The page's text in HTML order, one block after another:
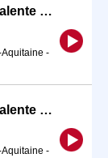
Equipier polyvalent / Equipière polyvalente de restauration rapid (H/F)
-
Equipier polyvalent / Equipière polyvalente de restauration rapid (H/F)
-